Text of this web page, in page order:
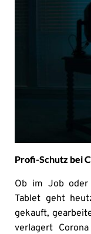
Profi-Schutz bei
Ob im Job oder
Tablet geht
gekauft,
verlagert